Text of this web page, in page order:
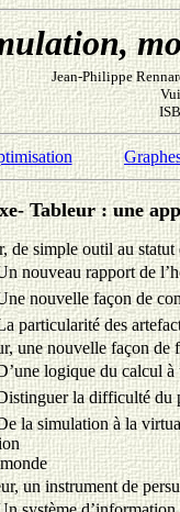
Jean-Philippe
- Tableur : une
de simple outil au statut
nouveau rapport de
nouvelle façon de
particularité des
une nouvelle façon de
logique du calcul
la difficulté du
la simulation à la
un instrument de